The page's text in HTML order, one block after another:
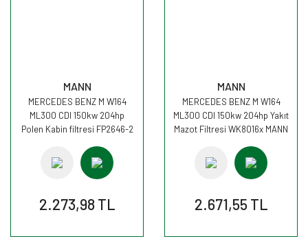
MANN
MERCEDES BENZ M W164
ML300 CDI 150kw 204hp
Polen Kabin filtresi FP2646-2
2.273,98 TL
MANN
MERCEDES BENZ M W164
ML300 CDI 150kw 204hp Yakıt
Mazot Filtresi WK8016x MANN
2.671,55 TL